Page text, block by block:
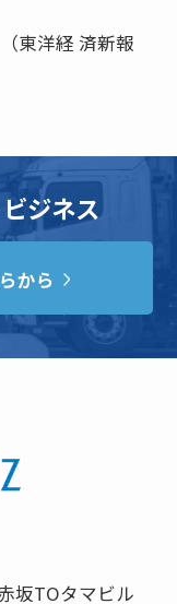
東洋経 済新報
ジネス
から
坂TOタマビル